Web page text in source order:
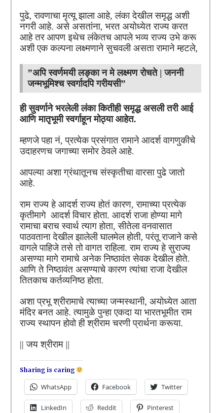
पुढे, रावणाचा मृत्यू झाला आहे, लंका देखील समृद्ध अशी
नगरी आहे. असे असतांना, भरत अयोध्येत राज्य करत
आहे तर आपण इथेच लंकेतच आपले भव्य राज्य उभे करू
अशी एक कल्पना लक्ष्मणाने सुचवली असता रामाने म्हटले,
”अपि स्वर्णमयी लङ्का न मे लक्ष्मण रोचते |जननी
जन्मभूमिश्च स्वर्गादपि गरीयसी”
ही सुवर्णाने भरलेली लंका कितीही समृद्ध असली तरी आई
आणि मातृभूमी स्वर्गाहून मोठ्या आहेत.
म्हणजे पहा नं, प्रत्येक प्रसंगात रामाने आदर्श वागणुकीचे
उदाहरणच जगाच्या समोर ठेवले आहे.
आपल्या अशा ग्रंथातूनच संस्कृतीचा वारसा पुढे जातो
आहे.
राम राज्य हे आदर्श राज्य होतं कारण, रामाच्या प्रत्येक
कृतीमागे आदर्श विचार होता. आदर्श राजा होण्या मागे
रामाचा बराच स्वार्थ त्याग होता, सीतेला वनवासात
पाठवताना देखील झालेली घालमेल होती, परंतू राजाने कसे
वागले पाहिजे तसे तो वागत राहिला. राम राज्य हे सुराज्य
असण्या मागे रामाचे अनेक निष्ठावंत सेवक देखील होते.
आणि ते निष्ठावंत असण्याचे कारण त्यांचा राजा देखील
तितकाच कर्तव्यनिष्ठ होता.
अशा प्रभू श्रीरामाचे त्याच्या जन्मस्थानी, अयोध्येत आता
मंदिर बनत आहे. त्यामुळे पुन्हा एकदा या भारतभूमीत राम
राज्य स्थापन होवो ही श्रीराम चरणी प्रार्थना करूया.
|| जय श्रीराम ||
Sharing is caring
WhatsApp Facebook Twitter
LinkedIn Reddit Pinterest